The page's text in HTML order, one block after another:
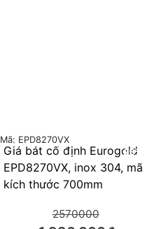
25%
Giá bát cố định Eurogold
EPD8270VX, inox 304, mã
kích thước 700mm
Mã: EPD8270VX
2570000